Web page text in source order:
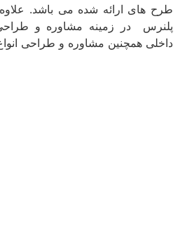
طرح های ارائه شده می باشد.
پلنرس در زمینه مشاوره و
داخلی همچنین مشاوره و طراحی